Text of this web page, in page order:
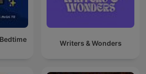
Writers & Wonders